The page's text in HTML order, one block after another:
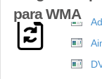
para WMA